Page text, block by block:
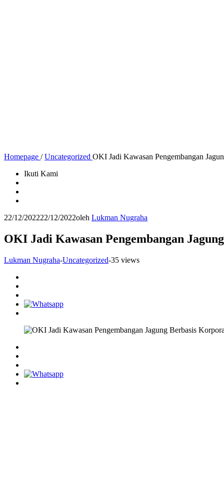
Homepage / Uncategorized OKI Jadi Kawasan Pengembangan
Ikuti Kami
22/12/202222/12/2022oleh Lukman Nugraha
OKI Jadi Kawasan Pengembangan
Lukman Nugraha-Uncategorized-35 views